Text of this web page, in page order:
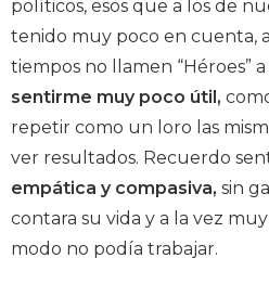
políticos, esos que a los de
tenido muy poco en cuenta,
tiempos no llamen “Héroes”
sentirme muy poco útil,
repetir como un loro las
ver resultados. Recuerdo
empática y compasiva, sin
contara su vida y a la vez
modo no podía trabajar.